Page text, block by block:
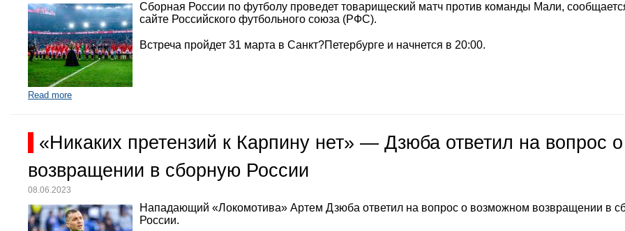
Сборная России по футболу проведет товарищеский матч против команды Мали,
сайте Российского футбольного союза (РФС).
Встреча пройдет 31 марта в Санкт?Петербурге и начнется в 20:00.
Read more
«Никаких претензий к Карпину нет» — Дзюба ответил на вопрос о
возвращении в сборную России
08.06.2023
Нападающий «Локомотива» Артем Дзюба ответил на вопрос о возможном возвращении в
России.